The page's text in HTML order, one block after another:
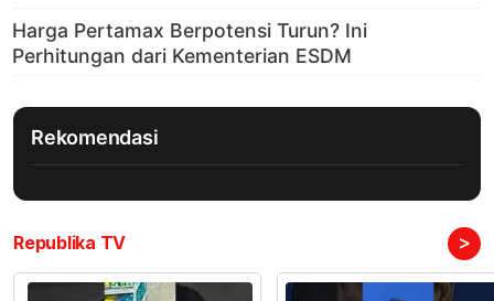
Rekomendasi
Republika TV >